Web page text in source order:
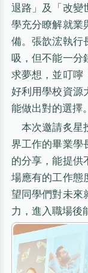
退路」及「改變
學充分瞭解就業
備。張歆浤執行
吸，但不能一分
求夢想，並叮嚀
好利用學校資源
能做出對的選擇。
本次邀請炙星
界工作的畢業學
的分享，能提供
場應有的工作態
望同學們對未來
力，進入職場後